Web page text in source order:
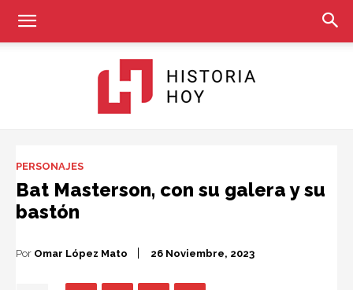
PERSONAJES
Bat Masterson, con su galera y su
bastón
Por Omar López Mato 26 Noviembre, 2023